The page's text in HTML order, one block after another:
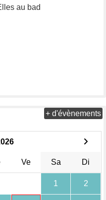
au bad
Ve Sa Di
1 2
+ d'évènements